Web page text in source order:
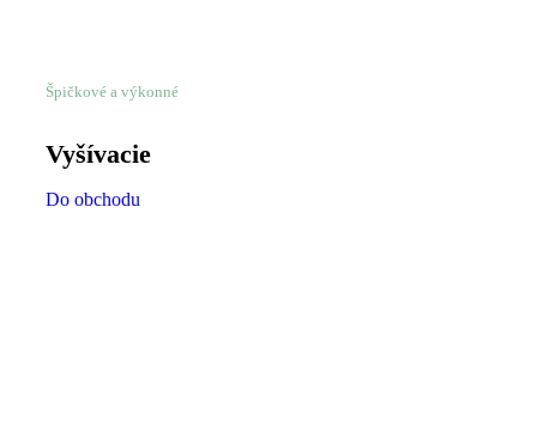
Špičkové a výkonné
Vyšívacie
Do obchodu